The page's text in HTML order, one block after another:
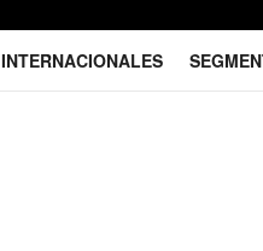
INTERNACIONALES